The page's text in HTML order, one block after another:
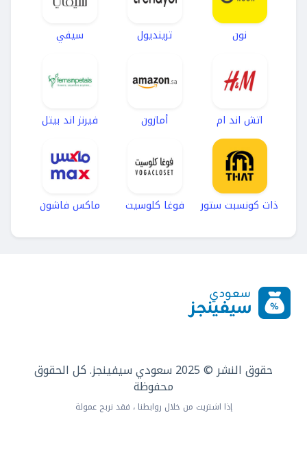
نون ترينديول سيفي
اتش اند ام أمازون فيرنز اند بيتل
ذات كونسبت ستور فوغا كلوسيت ماكس فاشون
حقوق النشر © 2025 سعودي سيفينجز. كل الحقوق
محفوظة
إذا اشتريت من خلال روابطنا ، فقد نربح عمولة